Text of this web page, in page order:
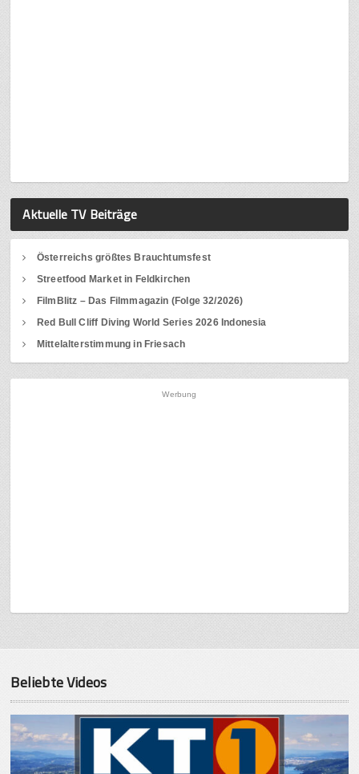
Aktuelle TV Beiträge
Österreichs größtes Brauchtumsfest
Streetfood Market in Feldkirchen
FilmBlitz – Das Filmmagazin (Folge 32/2026)
Red Bull Cliff Diving World Series 2026 Indonesia
Mittelalterstimmung in Friesach
Werbung
Beliebte Videos